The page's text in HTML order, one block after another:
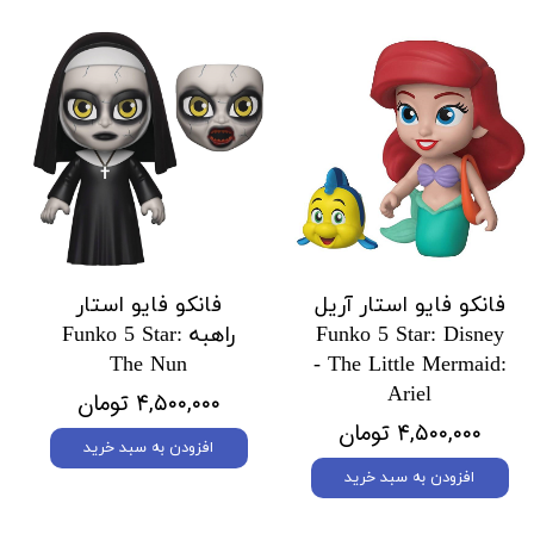
فانکو فایو استار آریل
Funko 5 Star: Disney
- The Little Mermaid:
Ariel
۴,۵۰۰,۰۰۰ تومان
افزودن به سبد خرید
فانکو فایو استار
راهبه Funko 5 Star:
The Nun
۴,۵۰۰,۰۰۰ تومان
افزودن به سبد خرید